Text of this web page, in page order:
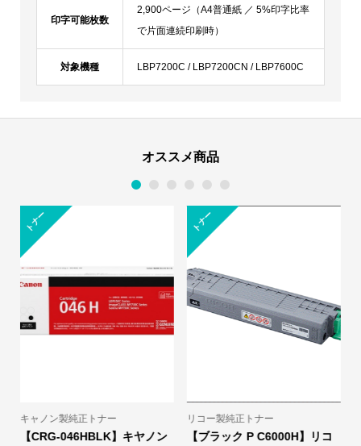
印字可能枚数
2,900ページ（A4普通紙 ／ 5%印字比率
で片面連続印刷時）
対象機種 LBP7200C / LBP7200CN / LBP7600C
オススメ商品
トナー
キャノン製純正トナー
【CRG-046HBLK】キヤノン
トナー
リコー製純正トナー
【ブラック P C6000H】リコ
1 2 3 4 5 6